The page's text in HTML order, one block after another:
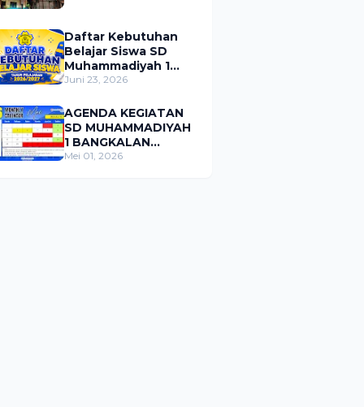
Daftar Kebutuhan
Belajar Siswa SD
Muhammadiyah 1
Bangkalan Tahun
Juni 23, 2026
AGENDA KEGIATAN
SD MUHAMMADIYAH
1 BANGKALAN
BULAN MEI 2026
Mei 01, 2026